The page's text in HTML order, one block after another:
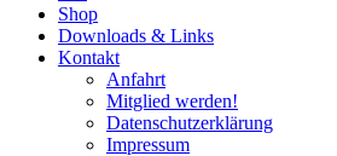
Shop
Downloads & Links
Kontakt
Anfahrt
Mitglied werden!
Datenschutzerklärung
Impressum